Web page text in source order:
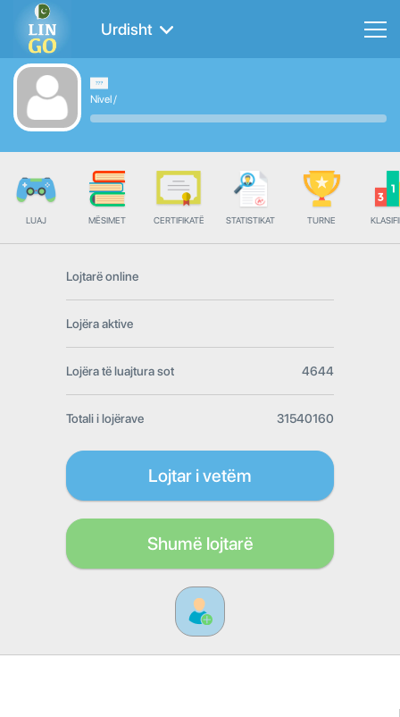
Urdisht
Nivel/
LUAJ MËSIMET CERTIFIKATË STATISTIKAT TURNE
Lojtarë online
Lojëra aktive
Lojëra të luajtura sot 4644
Totali i lojërave 31540160
Lojtar i vetëm
Shumë lojtarë